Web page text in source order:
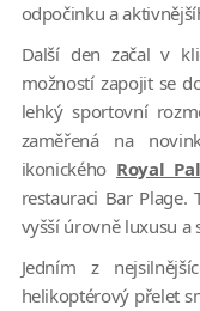
odpočinku a
Další den začal v
možností zapojit se
lehký sportovní
zaměřená na
ikonického Royal
restauraci Bar
vyšší úrovně luxusu a
Jedním z
helikoptérový přelet